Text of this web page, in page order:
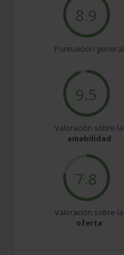
8.9
Puntuación general
9.5
Valoración sobre la
amabilidad
7.8
Valoración sobre la
oferta